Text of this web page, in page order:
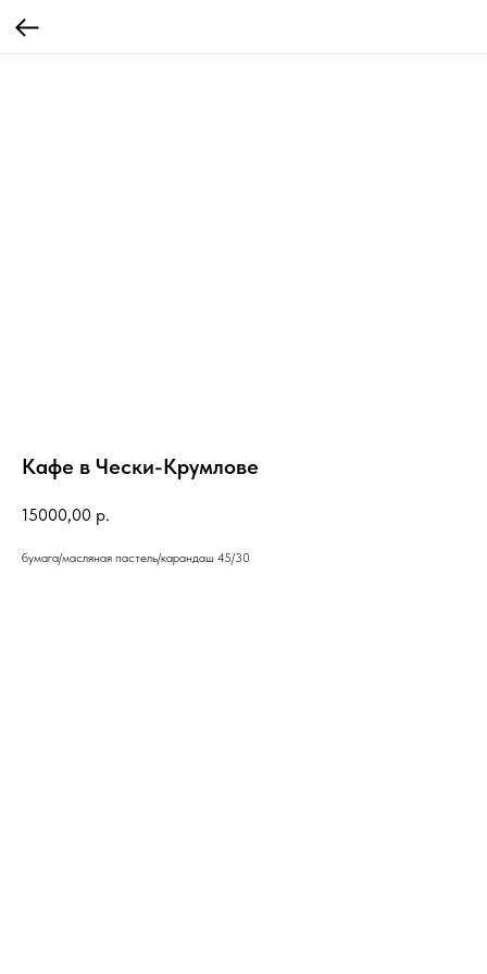
Кафе в Чески-Крумлове
15000,00 р.
бумага/масляная пастель/карандаш 45/30